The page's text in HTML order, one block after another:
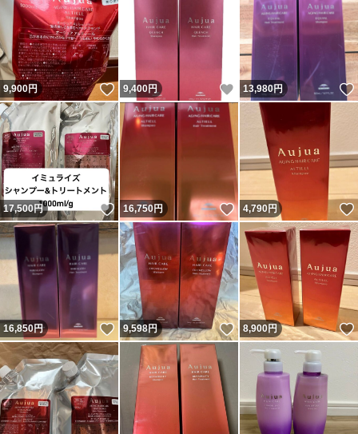
9,900円 いいね！
9,400円 いいね！
13,980円
17,500円 いいね！
16,750円 いいね！
4,790円
16,850円 いいね！
9,598円 いいね！
8,900円